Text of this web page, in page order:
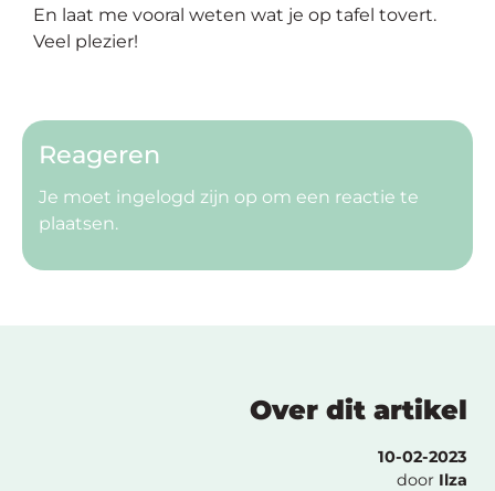
En laat me vooral weten wat je op tafel tovert.
Veel plezier!
Reageren
Je moet ingelogd zijn op om een reactie te
plaatsen.
Over dit artikel
10-02-2023
door Ilza